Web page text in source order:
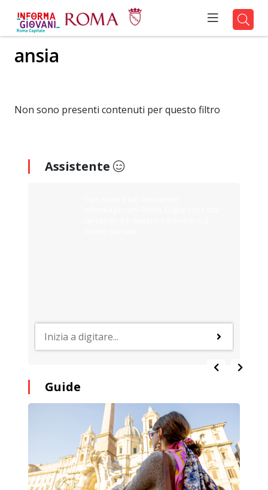
ansia
Non sono presenti contenuti per questo filtro
Assistente
Guide